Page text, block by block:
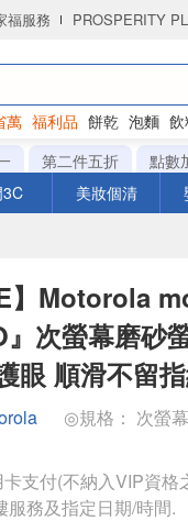
福服務 PROSPERITY
萬 福利品 餅乾 泡麵
第二件五折 點數
美妝個清
】Motorola
次螢幕磨砂
眼 順滑不留
◎規格： 次螢
支付(不納入VIP資
服務及指定日期/時間.